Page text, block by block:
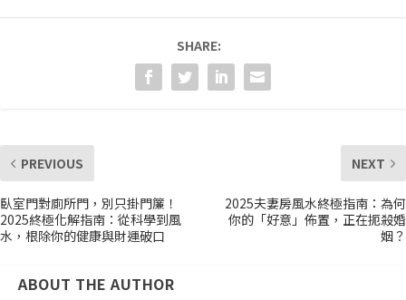
SHARE:
PREVIOUS
臥室門對廁所門，別只掛門簾！
2025終極化解指南：從科學到風
水，根除你的健康與財運破口
NEXT
2025夫妻房風水終極指南：為何
你的「好意」佈置，正在扼殺婚
姻？
ABOUT THE AUTHOR